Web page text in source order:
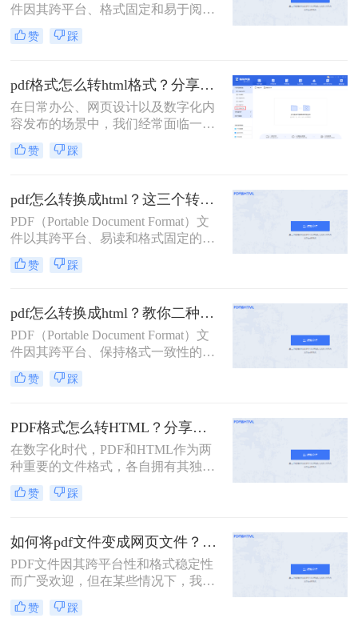
件因其跨平台、格式固定和易于阅读
的特性而被广泛应用于各种文档传输
和存储场景。然而，有时我们需要将
网页上展示或进行更灵活的编辑。那
么pdf怎么转换成html呢？本文将介绍
四种实用的PDF转HTML方法。
赞 踩
pdf格式怎么转html格式？分享四种转换方法！
在日常办公、网页设计以及数字化内
容发布的场景中，我们经常面临一个
核心问题：pdf格式怎么转html格式？
PDF（便携式文档格式）以其稳定的
页展示、SEO优化或在线交互时，将
其转换为HTML（超文本标记语言）
格式就显得尤为重要。
赞 踩
pdf怎么转换成html？这三个转HTML方法分享给你！
PDF（Portable Document Format）文
件以其跨平台、易读和格式固定的特
性，广泛应用于各种场景。然而，当
需要在网页上展示PDF内容或进行进
则变得尤为重要。那么PDF怎么转换
成HTML呢？本文将为您介绍三种实
用的PDF转HTML的方法，帮助您轻
松实现这一需求。
赞 踩
pdf怎么转换成html？教你二种实用转换方法！
PDF（Portable Document Format）文
件因其跨平台、保持格式一致性的特
性而被广泛使用。然而，在某些情况
下，我们可能希望将PDF内容转换为
Language）格式，以便在网页上展示
或进行在线编辑。那么pdf怎么转换成
html呢？本文将介绍两种将PDF转换
成HTML的方法。
赞 踩
PDF格式怎么转HTML？分享三种PDF转HTML的方法
在数字化时代，PDF和HTML作为两
种重要的文件格式，各自拥有其独特
的优势和用途。然而，有时我们可能
需要将PDF文件转换为HTML格式，
行编辑。那么PDF格式怎么转HTML
呢？本文将为您介绍四种将PDF转换
为HTML的方法，帮助您轻松实现文
件格式的转换。
赞 踩
如何将pdf文件变成网页文件？分享这三个方法给大家！
PDF文件因其跨平台性和格式稳定性
而广受欢迎，但在某些情况下，我们
可能希望将PDF文件转化为网页文
件，以便在网页上直接展示或进行在
赞 踩